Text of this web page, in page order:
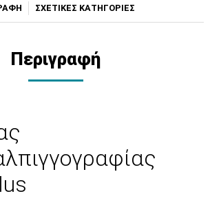
ΣΧΕΤΙΚΕΣ ΚΑΤΗΓΟΡΙΕΣ
Περιγραφή